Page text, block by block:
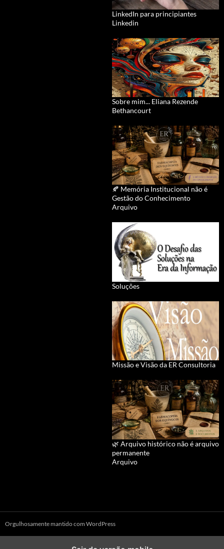
LinkedIn para principiantes
Linkedin
Sobre mim... Eliana Rezende
Bethancourt
🍂 Memória Institucional não é
Gestão do Conhecimento
Arquivo
Soluções
Missão e Visão da ER Consultoria
🌿 Arquivo histórico não é arquivo
permanente
Arquivo
Orgulhosamente mantido com WordPress